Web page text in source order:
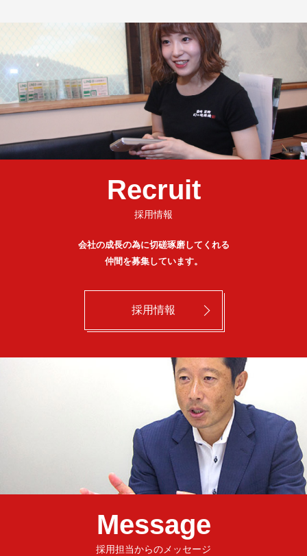
Recruit
採用情報
会社の成長の為に切磋琢磨してくれる
仲間を募集しています。
採用情報
Message
採用担当からのメッセージ